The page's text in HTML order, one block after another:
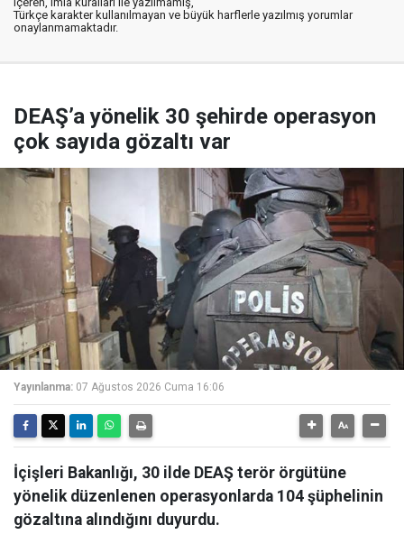
Türkçe karakter kullanılmayan ve büyük harflerle yazılmış yorumlar
onaylanmamaktadır.
DEAŞ’a yönelik 30 şehirde operasyon
çok sayıda gözaltı var
Yayınlanma: 07 Ağustos 2026 Cuma 16:06
İçişleri Bakanlığı, 30 ilde DEAŞ terör örgütüne
yönelik düzenlenen operasyonlarda 104 şüphelinin
gözaltına alındığını duyurdu.